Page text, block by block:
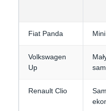
Fiat Panda
Volkswagen
Up
Renault Clio